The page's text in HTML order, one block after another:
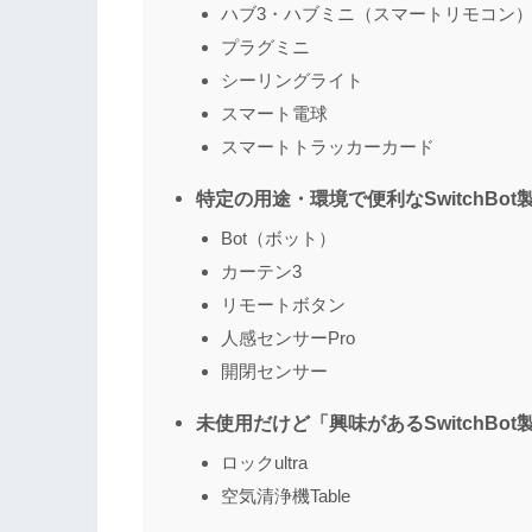
ハブ3・ハブミニ（スマートリモコン）
プラグミニ
シーリングライト
スマート電球
スマートトラッカーカード
特定の用途・環境で便利なSwitchBot
Bot（ボット）
カーテン3
リモートボタン
人感センサーPro
開閉センサー
未使用だけど「興味があるSwitchBot製
ロックultra
空気清浄機Table